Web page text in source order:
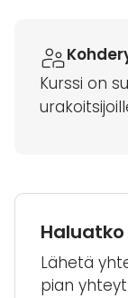
Kurssi on
Lähetä
pian